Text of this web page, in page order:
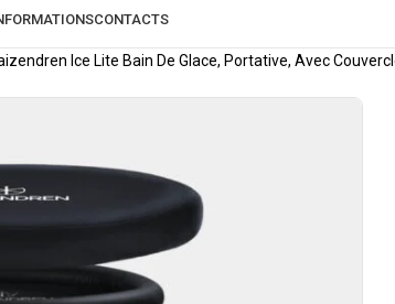
CONTACTS
Ice Lite Bain De Glace, Portative, Avec